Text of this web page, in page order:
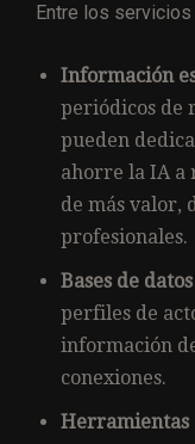
Entre los
Información
periódicos de
pueden
ahorre la IA a
de más valor,
profesionales.
Bases de
perfiles de
información
conexiones.
Herramientas